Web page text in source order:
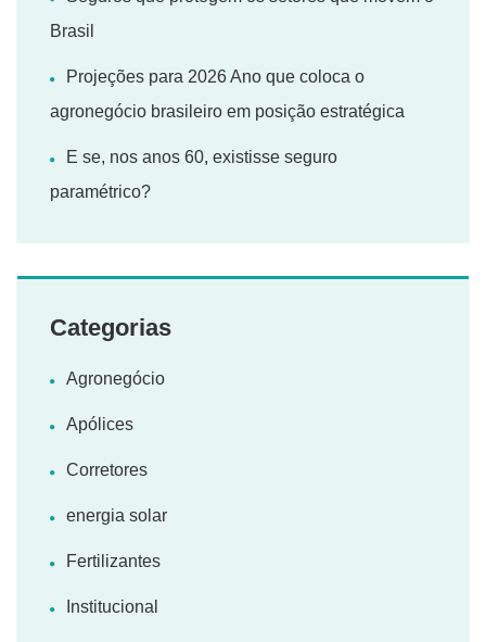
Brasil
Projeções para 2026 Ano que coloca o
agronegócio brasileiro em posição estratégica
E se, nos anos 60, existisse seguro
paramétrico?
Categorias
Agronegócio
Apólices
Corretores
energia solar
Fertilizantes
Institucional